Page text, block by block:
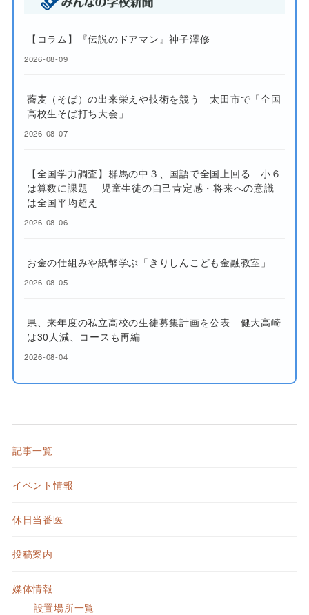
【コラム】『伝説のドアマン』神子澤修
2026-08-09
蕎麦（そば）の出来栄えや技術を競う 太田市で「全国
高校生そば打ち大会」
2026-08-07
【全国学力調査】群馬の中３、国語で全国上回る 小６
は算数に課題 児童生徒の自己肯定感・将来への意識
は全国平均超え
2026-08-06
お金の仕組みや紙幣学ぶ「きりしんこども金融教室」
2026-08-05
県、来年度の私立高校の生徒募集計画を公表 健大高崎
は30人減、コースも再編
2026-08-04
記事一覧
イベント情報
休日当番医
投稿案内
媒体情報
設置場所一覧